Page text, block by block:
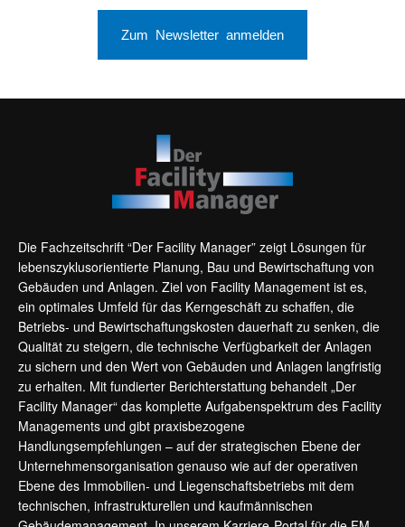
Zum Newsletter anmelden
Die Fachzeitschrift “Der Facility Manager” zeigt Lösungen für
lebenszyklusorientierte Planung, Bau und Bewirtschaftung von
Gebäuden und Anlagen. Ziel von Facility Management ist es,
ein optimales Umfeld für das Kerngeschäft zu schaffen, die
Betriebs- und Bewirtschaftungskosten dauerhaft zu senken, die
Qualität zu steigern, die technische Verfügbarkeit der Anlagen
zu sichern und den Wert von Gebäuden und Anlagen langfristig
zu erhalten. Mit fundierter Berichterstattung behandelt „Der
Facility Manager“ das komplette Aufgabenspektrum des Facility
Managements und gibt praxisbezogene
Handlungsempfehlungen – auf der strategischen Ebene der
Unternehmensorganisation genauso wie auf der operativen
Ebene des Immobilien- und Liegenschaftsbetriebs mit dem
technischen, infrastrukturellen und kaufmännischen